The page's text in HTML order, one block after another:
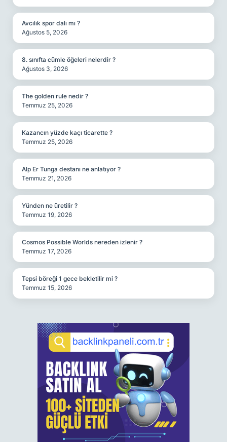
Avcılık spor dalı mı ?
Ağustos 5, 2026
8. sınıfta cümle öğeleri nelerdir ?
Ağustos 3, 2026
The golden rule nedir ?
Temmuz 25, 2026
Kazancın yüzde kaçı ticarette ?
Temmuz 25, 2026
Alp Er Tunga destanı ne anlatıyor ?
Temmuz 21, 2026
Yünden ne üretilir ?
Temmuz 19, 2026
Cosmos Possible Worlds nereden izlenir ?
Temmuz 17, 2026
Tepsi böreği 1 gece bekletilir mi ?
Temmuz 15, 2026